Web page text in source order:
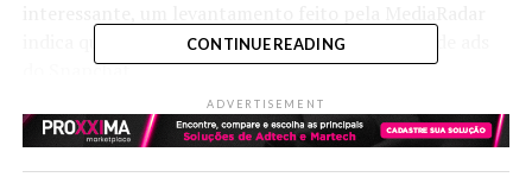
Tik Toké um dos maiores pagantes de ads
do Snapchat.
Apple tem projeto de lançar aplicativo com aulas
fitness(CNBC)A empresa está trabalhando num novo
app que guia usuários para rotinas de exercícios usando
CONTINUE READING
ADVERTISEMENT